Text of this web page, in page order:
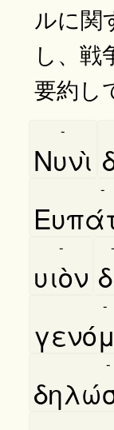
ルに関
し、戦
要約し
Νυνὶ
-
-
υιὸν
- -
-
-